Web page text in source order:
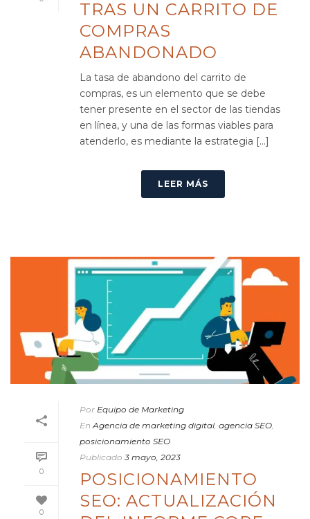
TRAS UN CARRITO DE
COMPRAS
ABANDONADO
La tasa de abandono del carrito de
compras, es un elemento que se debe
tener presente en el sector de las tiendas
en línea, y una de las formas viables para
atenderlo, es mediante la estrategia [...]
LEER MÁS
0
0
Por Equipo de Marketing
En Agencia de marketing digital, agencia SEO,
posicionamiento SEO
Publicado 3 mayo, 2023
POSICIONAMIENTO
SEO: ACTUALIZACIÓN